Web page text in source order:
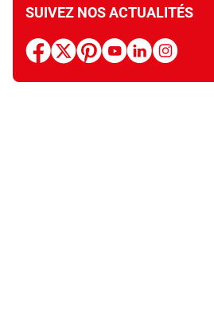
SUIVEZ NOS ACTUALITÉS
facebook
x pinterestyoutubelinkedininstagram